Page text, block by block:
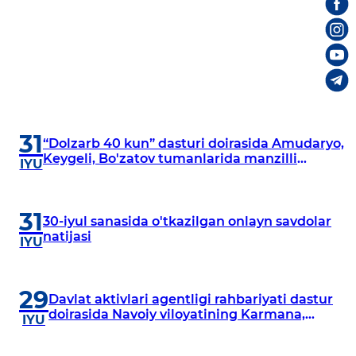
31
IYU
“Dolzarb 40 kun” dasturi doirasida Amudaryo,
Keygeli, Bo'zatov tumanlarida manzilli
31
IYU
30-iyul sanasida o'tkazilgan onlayn savdolar
natijasi
29
IYU
Davlat aktivlari agentligi rahbariyati dastur
doirasida Navoiy viloyatining Karmana,